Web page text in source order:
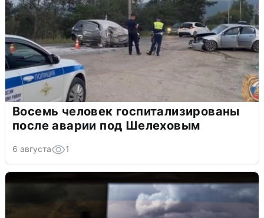
Восемь человек госпитализированы
после аварии под Шелеховым
6 августа 1